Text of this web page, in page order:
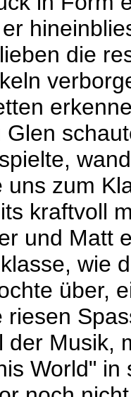
die
Glen
uns zum
kraftvoll
und Matt
wie
über,
riesen
der Musik,
World"